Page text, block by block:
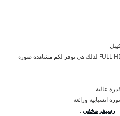
توفر صورة عرض عالية الجودة FULL HD ,2K,4K لذلك هي توفر لكم مشاهدة صورة
عالية
–رسيفر مخفي.